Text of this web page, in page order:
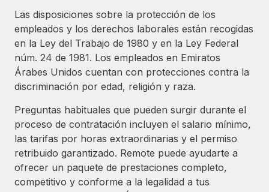
SERVICIOS
Pregunta a un experto
Obtén ayuda de gente experta en RR. HH. globales
y cumplimiento normativo.
Comprobaciones de antecedentes
Simplifica los procesos de cribado de candidatos.
Cumplimiento normativo
Adelántate a los riesgos de cumplimiento
normativo.
Gestión de dispositivos
Consultoría de integraciones y automatización con IA.
CASOS PRÁCTICOS
Obtén ayuda
Consulta todos los recursos
BLOG
Nómina global
EOR y PEO
Contractor Management
Impuestos
Las disposiciones sobre la protección de los
empleados y los derechos laborales están recogidas
en la Ley del Trabajo de 1980 y en la Ley Federal
núm. 24 de 1981. Los empleados en Emiratos
Árabes Unidos cuentan con protecciones contra la
discriminación por edad, religión y raza.
Preguntas habituales que pueden surgir durante el
proceso de contratación incluyen el salario mínimo,
las tarifas por horas extraordinarias y el permiso
retribuido garantizado. Remote puede ayudarte a
ofrecer un paquete de prestaciones completo,
competitivo y conforme a la legalidad a tus